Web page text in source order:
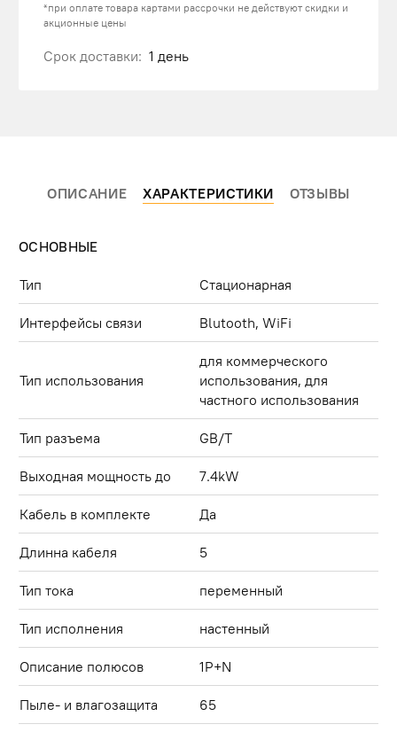
*при оплате товара картами рассрочки не действуют скидки и
акционные цены
Срок доставки: 1 день
ОПИСАНИЕ ХАРАКТЕРИСТИКИ ОТЗЫВЫ
ОСНОВНЫЕ
Тип Стационарная
Интерфейсы связи Blutooth, WiFi
Тип использования
для коммерческого
использования, для
частного использования
Тип разъема GB/T
Выходная мощность до 7.4kW
Кабель в комплекте Да
Длинна кабеля 5
Тип тока переменный
Тип исполнения настенный
Описание полюсов 1P+N
Пыле- и влагозащита 65